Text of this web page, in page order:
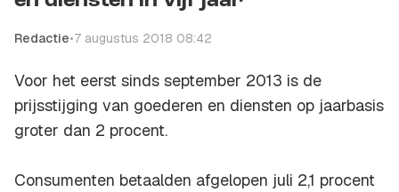
Redactie•7 augustus 2018 08:42
Voor het eerst sinds september 2013 is de
prijsstijging van goederen en diensten op jaarbasis
groter dan 2 procent.
Consumenten betaalden afgelopen juli 2,1 procent